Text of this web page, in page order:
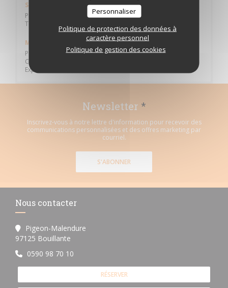
Personnaliser
Politique de protection des données à
caractère personnel
Politique de gestion des cookies
Services
Privatisation, Accès aux personnes à mobilité réduite,
Terrasse, Wifi
Moyens de paiement
Paiement Sans Contact, Espèces, Chèques Vacances, Sans
Contact, Apple Pay, Eurocard/Mastercard, Visa, American
Express, Carte Bleue
Newsletter *
Inscrivez-vous à notre lettre d'information pour recevoir des
communications personnalisées et des offres marketing par
courriel.
S'ABONNER
Nous contacter
Pigeon-Malendure
97125 Bouillante
0590 98 70 10
RÉSERVER